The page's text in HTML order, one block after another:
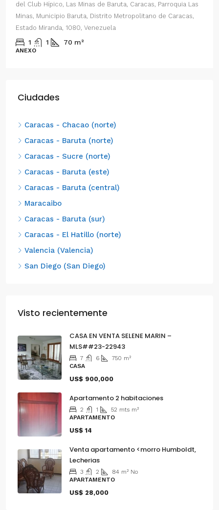
de Baruta, Caracas, Parroquia Las
Distrito Metropolitano de Caracas,
Venezuela
del Este, Prados del
Parroquia Nuestra
Ciudades
Caracas - Chacao (norte)
Caracas - Baruta (norte)
Caracas - Sucre (norte)
Caracas - Baruta (este)
Caracas - Baruta (central)
Maracaibo
Caracas - Baruta (sur)
Caracas - El Hatillo (norte)
Valencia (Valencia)
San Diego (San Diego)
Visto recientemente
CASA EN VENTA SELENE MARIN –
MLS##23-22943
7 6 750 m²
CASA
US$ 900,000
Apartamento 2 habitaciones
2 1 52 mts m²
APARTAMENTO
US$ 14
Venta apartamento <morro Humboldt,
Lecherias
3 2 84 m² No
APARTAMENTO
US$ 28,000